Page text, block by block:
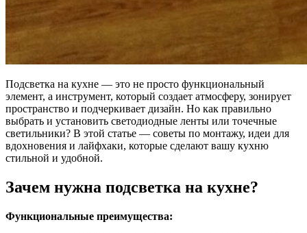
Подсветка на кухне — это не просто функциональный
элемент, а инструмент, который создает атмосферу, зонирует
пространство и подчеркивает дизайн. Но как правильно
выбрать и установить светодиодные ленты или точечные
светильники? В этой статье — советы по монтажу, идеи для
вдохновения и лайфхаки, которые сделают вашу кухню
стильной и удобной.
Зачем нужна подсветка на кухне?
Функциональные преимущества: